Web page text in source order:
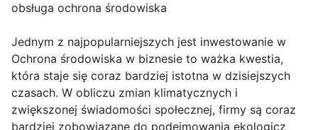
obsługa ochrona środowiska
Jednym z najpopularniejszych jest inwestowanie w
Ochrona środowiska w biznesie to ważka kwestia,
która staje się coraz bardziej istotna w dzisiejszych
czasach. W obliczu zmian klimatycznych i
zwiększonej świadomości społecznej, firmy są coraz
bardziej zobowiązane do podejmowania ekologicz